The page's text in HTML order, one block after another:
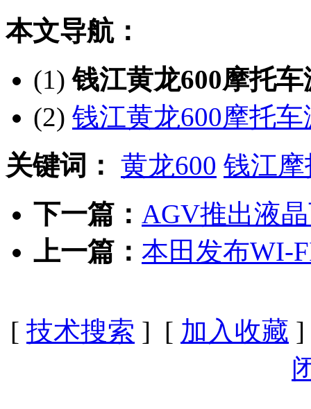
本文导航：
(1)钱江黄龙600摩托
(2) 钱江黄龙600摩托
关键词： 黄龙600 钱江
下一篇： AGV推出液
上一篇： 本田发布WI-
[ 技术搜索 ] [ 加入收藏